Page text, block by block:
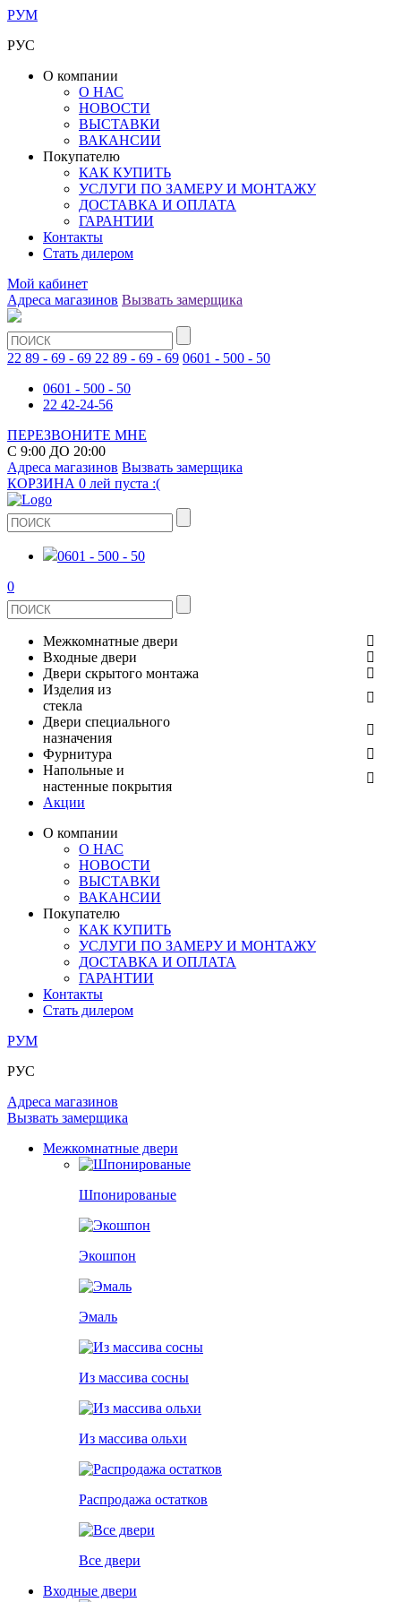
РУМ
РУС
О компании
О НАС
НОВОСТИ
ВЫСТАВКИ
ВАКАНСИИ
Покупателю
КАК КУПИТЬ
УСЛУГИ ПО ЗАМЕРУ И МОНТАЖУ
ДОСТАВКА И ОПЛАТА
ГАРАНТИИ
Контакты
Стать дилером
Мой кабинет
Адреса магазинов Вызвать замерщика
22 89 - 69 - 69 22 89 - 69 - 69 0601 - 500 - 50
0601 - 500 - 50
22 42-24-56
ПЕРЕЗВОНИТЕ МНЕ
С 9:00 ДО 20:00
Адреса магазинов Вызвать замерщика
КОРЗИНА 0 лей пуста :(
0601 - 500 - 50
0
Межкомнатные двери
ШПОНИРОВАНЫЕ
ЭКОШПОН
ЭМАЛЬ
ИЗ МАССИВА СОСНЫ
ИЗ МАССИВА ОЛЬХИ
РАСПРОДАЖА ОСТАТКОВ
ВСЕ ДВЕРИ
Входные двери
МЕТАЛЛИЧЕСКИЕ ДВЕРИ
В КВАРТИРУ
ДЛЯ ДОМА
Двери скрытого монтажа
СТЕКЛЯННЫЕ
ЗЕРКАЛЬНЫЕ
КЕРАМОГРАНИТ
ПОД ОБОИ И ПОКРАСКУ
Изделия из
стекла
ДВЕРИ
ДУШЕВЫЕ КАБИНЫ И ПЕРЕГОРОДКИ
РАЗДВИЖНЫЕ ПЕРЕГОРОДКИ
Двери специального
назначения
ПРОТИВОПОЖАРНЫЕ
Фурнитура
ДВЕРНЫЕ РУЧКИ
КОМПЛЕКТУЮЩИЕ
ОГРАНИЧИТЕЛИ
ПЕТЛИ
РАЗДВИЖНАЯ СИСТЕМА
Напольные и
настенные покрытия
СТЕНОВЫЕ ПАНЕЛИ
Акции
О компании
О НАС
НОВОСТИ
ВЫСТАВКИ
ВАКАНСИИ
Покупателю
КАК КУПИТЬ
УСЛУГИ ПО ЗАМЕРУ И МОНТАЖУ
ДОСТАВКА И ОПЛАТА
ГАРАНТИИ
Контакты
Стать дилером
РУМ
РУС
Адреса магазинов
Вызвать замерщика
Межкомнатные двери
Шпонированые
Экошпон
Эмаль
Из массива сосны
Из массива ольхи
Распродажа остатков
Все двери
Входные двери